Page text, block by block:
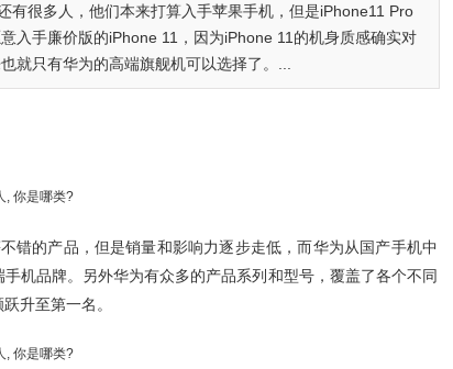
有很多人，他们本来打算入手苹果手机，但是iPhone11 Pro
入手廉价版的iPhone 11，因为iPhone 11的机身质感确实对
就只有华为的高端旗舰机可以选择了。...
错的产品，但是销量和影响力逐步走低，而华为从国产手机中
机品牌。另外华为有众多的产品系列和型号，覆盖了各个不同
升至第一名。